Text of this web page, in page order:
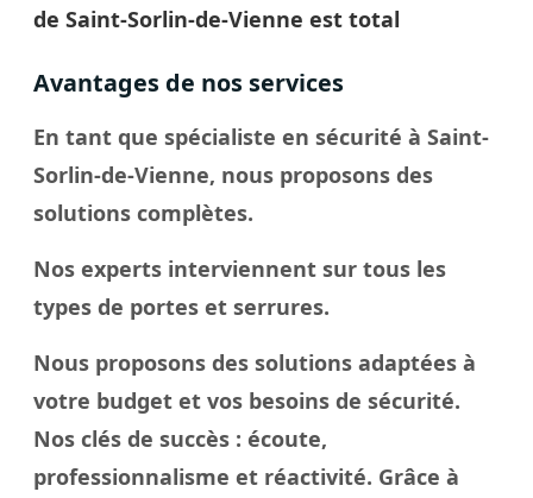
de Saint-Sorlin-de-Vienne est total
Avantages de nos services
En tant que spécialiste en sécurité à Saint-
Sorlin-de-Vienne, nous proposons des
solutions complètes.
Nos experts interviennent sur tous les
types de portes et serrures.
Nous proposons des solutions adaptées à
votre budget et vos besoins de sécurité.
Nos clés de succès : écoute,
professionnalisme et réactivité. Grâce à